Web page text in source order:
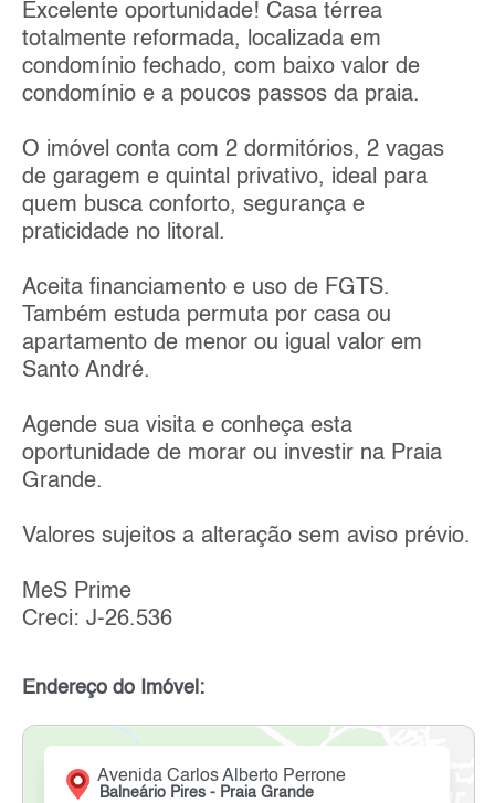
Excelente oportunidade! Casa térrea
totalmente reformada, localizada em
condomínio fechado, com baixo valor de
condomínio e a poucos passos da praia.
O imóvel conta com 2 dormitórios, 2 vagas
de garagem e quintal privativo, ideal para
quem busca conforto, segurança e
praticidade no litoral.
Aceita financiamento e uso de FGTS.
Também estuda permuta por casa ou
apartamento de menor ou igual valor em
Santo André.
Agende sua visita e conheça esta
oportunidade de morar ou investir na Praia
Grande.
Valores sujeitos a alteração sem aviso prévio.
MeS Prime
Creci: J-26.536
Endereço do Imóvel:
Avenida Carlos Alberto Perrone
Balneário Pires - Praia Grande